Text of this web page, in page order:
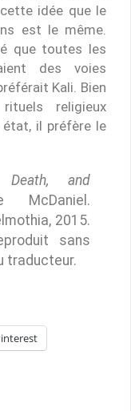
idée que le
est le même.
que toutes les
des voies
Kali. Bien
religieux
il préfère le
and
2015.
sans
traducteur.